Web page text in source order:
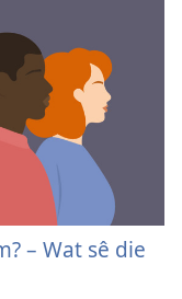
– Wat sê die